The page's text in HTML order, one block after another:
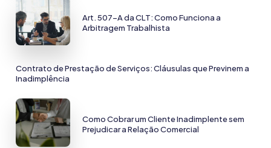
Art. 507-A da CLT: Como Funciona a
Arbitragem Trabalhista
Contrato de Prestação de Serviços: Cláusulas que Previnem a
Inadimplência
Como Cobrar um Cliente Inadimplente sem
Prejudicar a Relação Comercial